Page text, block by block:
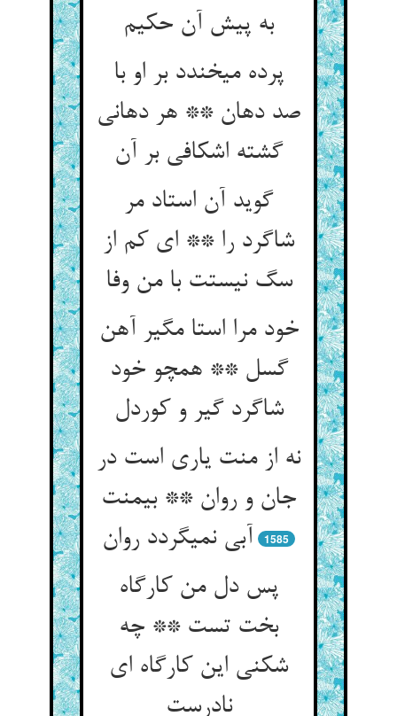
به پیش آن حکیم‏
پرده می‏خندد بر او با
صد دهان ** هر دهانی
گشته اشکافی بر آن‏
گوید آن استاد مر
شاگرد را ** ای کم از
سگ نیستت با من وفا
خود مرا استا مگیر آهن
گسل ** همچو خود
شاگرد گیر و کوردل‏
نه از منت یاری است در
جان و روان ** بی‏منت
آبی نمی‏گردد روان‏
1585
پس دل من کارگاه
بخت تست ** چه
شکنی این کارگاه ای
نادرست‏